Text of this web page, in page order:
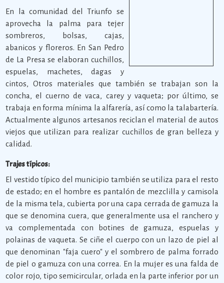
En la comunidad del Triunfo se
aprovecha la palma para tejer
sombreros, bolsas, cajas,
abanicos y floreros. En San Pedro
de La Presa se elaboran cuchillos,
espuelas, machetes, dagas y
cintos, Otros materiales que también se trabajan son la
concha, el cuerno de vaca, carey y vaqueta; por último, se
trabaja en forma mínima la alfarería, así como la talabartería.
Actualmente algunos artesanos reciclan el material de autos
viejos que utilizan para realizar cuchillos de gran belleza y
calidad.
Trajes típicos:
El vestido típico del municipio también se utiliza para el resto
de estado; en el hombre es pantalón de mezclilla y camisola
de la misma tela, cubierta por una capa cerrada de gamuza la
que se denomina cuera, que generalmente usa el ranchero y
va complementada con botines de gamuza, espuelas y
polainas de vaqueta. Se ciñe el cuerpo con un lazo de piel al
que denominan "faja cuero" y el sombrero de palma forrado
de piel o gamuza con una correa. En la mujer es una falda de
color rojo, tipo semicircular, orlada en la parte inferior por un